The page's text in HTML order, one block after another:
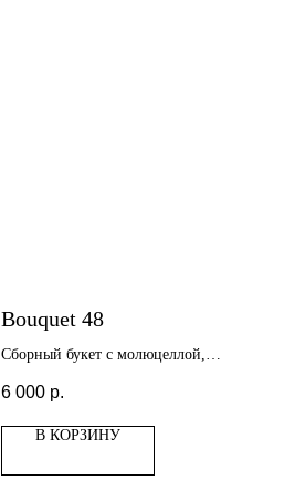
Bouquet 48
Сборный букет с молюцеллой,
6 000 р.
В КОРЗИНУ